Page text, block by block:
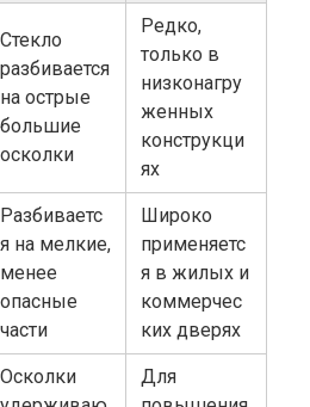
Стекло
разбивается
на острые
большие
осколки
Редко,
только в
низконагру
женных
конструкци
ях
Разбиваетс
я на мелкие,
менее
опасные
части
Широко
применяетс
я в жилых и
коммерчес
ких дверях
Осколки
Для